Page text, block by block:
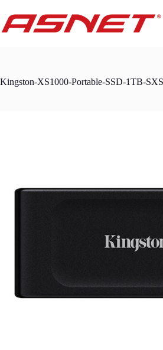
content
Kingston-XS1000-Portable-SSD-1TB-